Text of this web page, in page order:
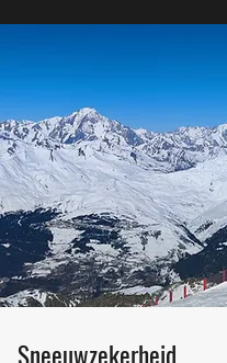
Sneeuwzekerheid